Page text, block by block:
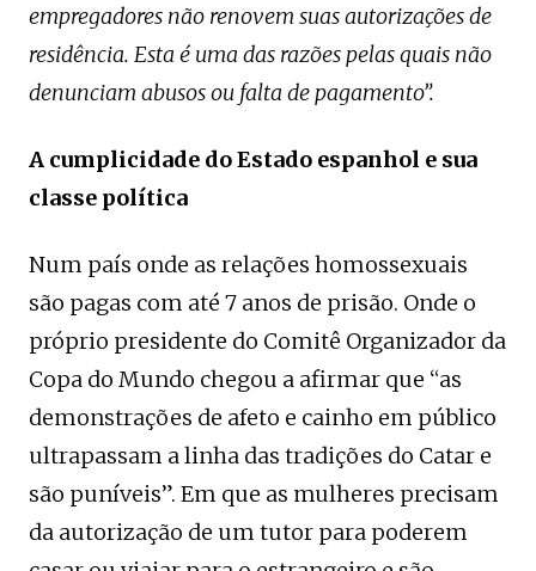
empregadores não renovem suas autorizações de
residência. Esta é uma das razões pelas quais não
denunciam abusos ou falta de pagamento”.
A cumplicidade do Estado espanhol e sua
classe política
Num país onde as relações homossexuais
são pagas com até 7 anos de prisão. Onde o
próprio presidente do Comitê Organizador da
Copa do Mundo chegou a afirmar que “as
demonstrações de afeto e cainho em público
ultrapassam a linha das tradições do Catar e
são puníveis”. Em que as mulheres precisam
da autorização de um tutor para poderem